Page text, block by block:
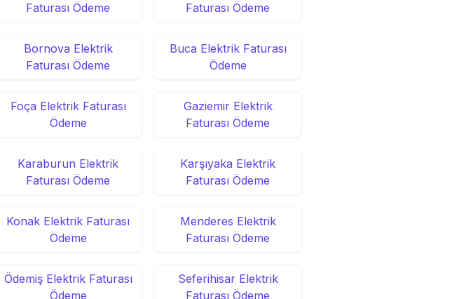
Faturası Ödeme
Faturası Ödeme
Bornova Elektrik
Faturası Ödeme
Buca Elektrik Faturası
Ödeme
Foça Elektrik Faturası
Ödeme
Gaziemir Elektrik
Faturası Ödeme
Karaburun Elektrik
Faturası Ödeme
Karşıyaka Elektrik
Faturası Ödeme
Konak Elektrik Faturası
Ödeme
Menderes Elektrik
Faturası Ödeme
Ödemiş Elektrik Faturası
Ödeme
Seferihisar Elektrik
Faturası Ödeme